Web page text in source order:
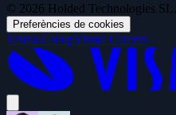
© 2026 Holded Technologies
Preferències de cookies
Visma GroupVisma Careers